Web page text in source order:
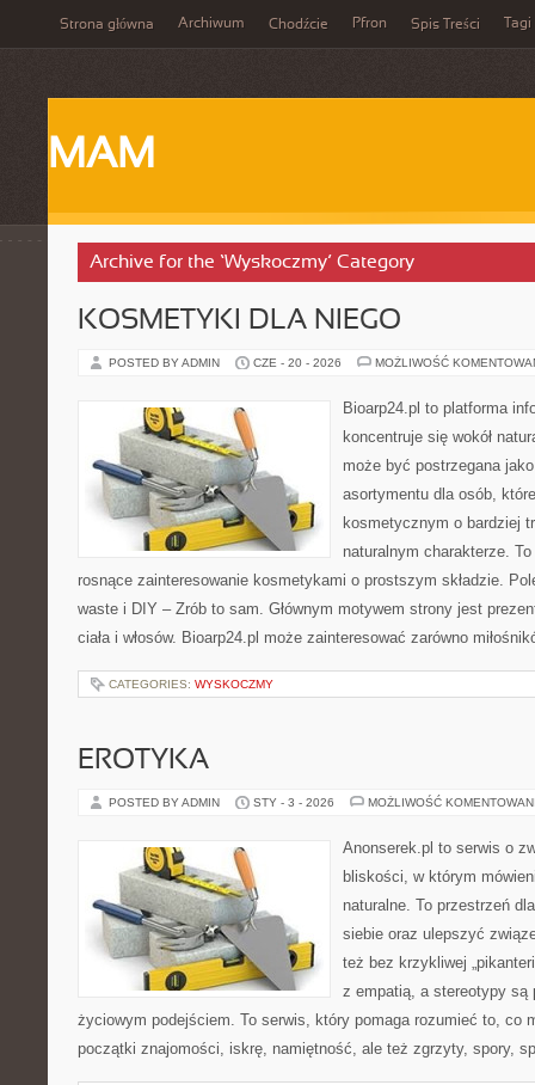
Strona główna Archiwum Chodźcie Pfron Spis Treści Tagi
MAM
Archive for the ‘Wyskoczmy’ Category
KOSMETYKI DLA NIEGO
POSTED BY ADMIN CZE - 20 - 2026 MOŻLIWOŚĆ
Bioarp24.pl to platforma
koncentruje się wokół
może być postrzegana
asortymentu dla osób,
kosmetycznym o bardziej
naturalnym charakterze.
rosnące zainteresowanie kosmetykami o prostszym składzie.
waste i DIY – Zrób to sam. Głównym motywem strony jest
ciała i włosów. Bioarp24.pl może zainteresować zarówno
CATEGORIES: WYSKOCZMY
EROTYKA
POSTED BY ADMIN STY - 3 - 2026 MOŻLIWOŚĆ
Anonserek.pl to serwis o
bliskości, w którym
naturalne. To przestrzeń
siebie oraz ulepszyć
też bez krzykliwej
z empatią, a stereotypy są
życiowym podejściem. To serwis, który pomaga rozumieć to, co
początki znajomości, iskrę, namiętność, ale też zgrzyty, spory,